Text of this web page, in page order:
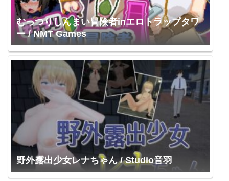
むっつりしんまい冒険者inエロトラップタワ
ー / NMT Games
野外露出少女レナちゃん / Studio音羽